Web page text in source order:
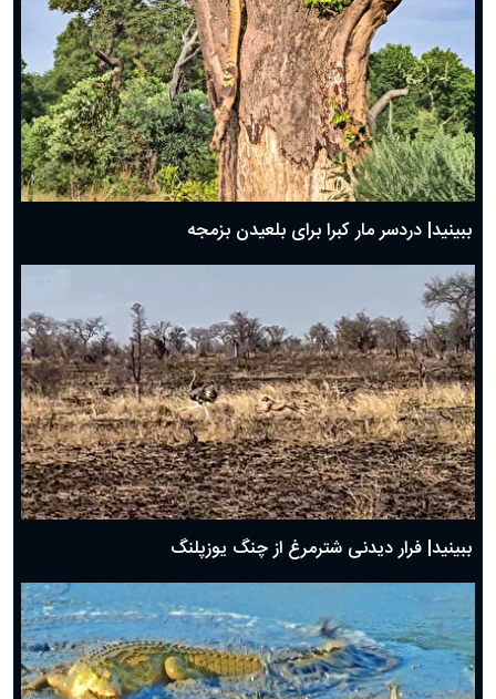
ببینید| دردسر مار کبرا برای بلعیدن بزمجه
ببینید| فرار دیدنی شترمرغ از چنگ یوزپلنگ